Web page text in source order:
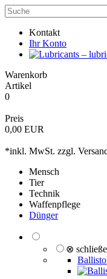
Kontakt
Ihr Konto
Warenkorb
Artikel
0
Preis
0,00 EUR
*inkl. MwSt. zzgl.
Mensch
Tier
Technik
Waffenpflege
Dünger
⊗